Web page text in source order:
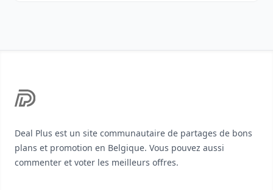
Deal Plus est un site communautaire de partages de bons
plans et promotion en Belgique. Vous pouvez aussi
commenter et voter les meilleurs offres.